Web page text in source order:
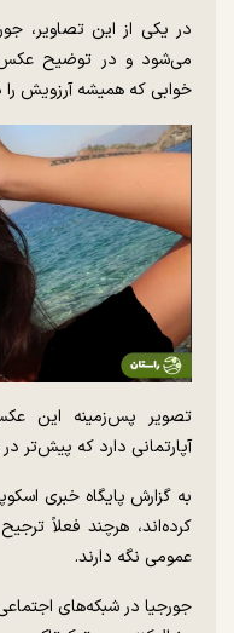
در یکی از این تصاویر،
می‌شود و در توضیح عکس
خوابی که همیشه آرزویش را
تصویر پس‌زمینه این
آپارتمانی دارد که پیش‌تر
به گزارش پایگاه خبری
کرده‌اند، هرچند فعلاً
عمومی نگه دارند.